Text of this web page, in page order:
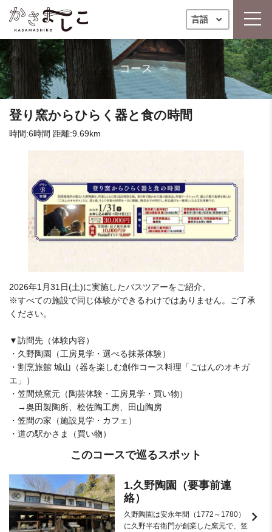
言語
コース
登り窯からひらく器と食の時間
時間:6時間 距離:9.69km
2026年1月31日(土)に実施したバスツアーをご紹介。
※すべての施設で同じ体験ができるわけではありません。ご了承
ください。
▼訪問先（体験内容）
・久野陶園（工房見学・選べる抹茶体験）
・割烹旅館 城山（器を楽しむ創作コース料理「ごはんのオキガ
エ」）
・笠間焼窯元（陶芸体験・工房見学・買い物）
→奥田製陶所、桧佐陶工房、田山陶房
・笠間の家（施設見学・カフェ）
・道の駅かさま（買い物）
このコースで巡るスポット
1.久野陶園（要事前連
絡）
久野陶園は安永年間（1772～1780）
に久野半右衛門が創業した窯元で、笠
keyboard_arrow_right